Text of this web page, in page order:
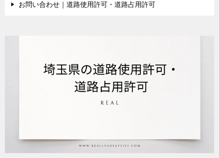
お問い合わせ｜道路使用許可・道路占用許可